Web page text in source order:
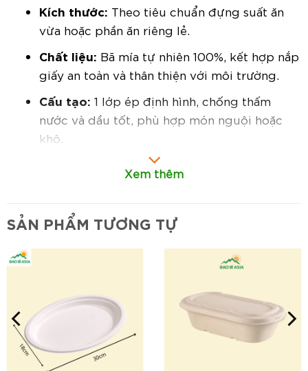
Kích thước: Theo tiêu chuẩn đựng suất ăn
vừa hoặc phần ăn riêng lẻ.
Chất liệu: Bã mía tự nhiên 100%, kết hợp nắp
giấy an toàn và thân thiện với môi trường.
Cấu tạo: 1 lớp ép định hình, chống thấm
nước và dầu tốt, phù hợp món nguội hoặc
khô.
Tô tròn trắng đi kèm nắp giấy kín
khít, giúp bảo quản và di chuyển dễ dàng.
In ấn:Có thể in logo, tên thương hiệu hoặc
thông tin sản phẩm theo yêu cầu.
Đặc điểm nổi bật:
Làm từ bã mía tự
nhiên phân hủy sinh học, an toàn cho sức
Nắp giấy chắc chắn:
Xem thêm
SẢN PHẨM TƯƠNG TỰ